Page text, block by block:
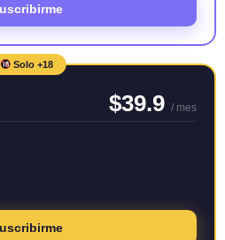
Solo +18
$39.9 / mes